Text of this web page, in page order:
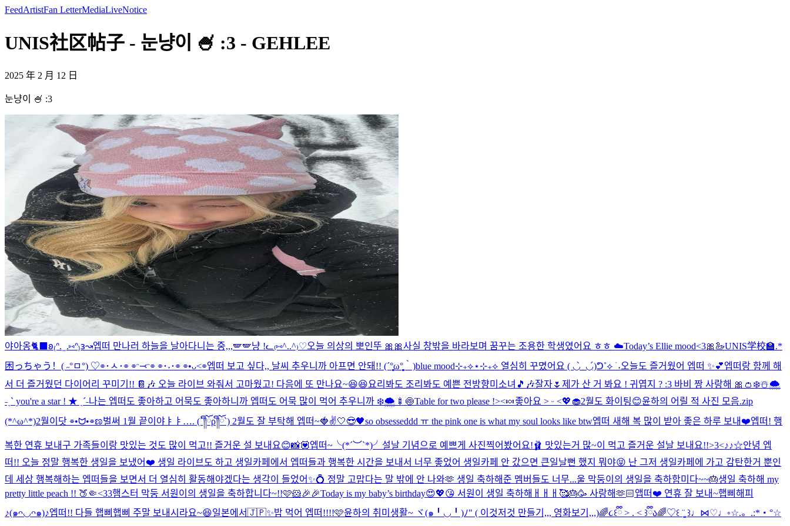
FeedArtistFan LetterMediaLiveNotice
UNIS社区帖子 - 눈냥이 🍧 :3 - GEHLEE
2025 年 2 月 12 日
눈냥이 🍧 :3
야아옹🐈‍⬛ 𐐪₍ᐢ. ̫ .⑅ᐢ₎𐑂↝엡떠 만나러 하늘을 날아다니는 중,,,🪽🪽냥 !ᓚ₍⑅^..^₎♡오늘 의상의 뽀인뚜 🎀🎀사실 창밖을 바라보며 꿈꾸는 조용한 학생였어요 ㅎㅎ ☁️Today’s Ellie mood<3🎀🦢UNIS学校🏫.*
困っちゃう！( ˶°ㅁ°) ♡⌯･ㅅ･⌯ ⌯ᵔ⤙ᵔ⌯ ⌯･˕･⌯ ⌯•ᴗ<⌯엡떠 보고 싶다,, 날씨 추우니까 아프면 안돼!! (´°̥̥̥̥̥̥̥̥ω°̥̥̥̥̥̥̥̥｀)blue mood⊹₊⟡⋆⊹₊⟡ 열심히 꾸몄어요 ( ◡̀_◡́)ᕤ˚⟡ ࣪ ˖오늘도 즐거웠어 엡떠 ✨💕엡떠랑 함께 해
서 더 즐거웠던 다이어리 꾸미기!! 📔🎶 오늘 라이브 와줘서 고마웠고! 다음에 또 만나요~😆😆요리봐도 조리봐도 예쁜 전방향미소녀🎵🎶잘자🌷 제가 산 거 봐요 ! 귀엽지 ? :3 바비 짱 사랑해 🎀👛 ❄️☃️🌨️
˗ˏˋ you're a star ! ★ ˎˊ˗나는 엡떠도 좋아하고 어묵도 좋아하니까 엡떠도 어묵 많이 먹어 추우니까 ❄️🌨️🍢🍥Table for two please !><🍬좋아요 ˃ ᵕ ˂💖🧁2월도 화이팅😊윤하의 어릴 적 사진 모음.zip
(*^ω^*)2월이닷 ⌯•ᗢ•⌯ಣ벌써 1월 끝이야ㅑㅑ…. (´༎ຶོρ༎ຶོ`) 2월도 잘 부탁해 엡떠~🍓✌️🤍😎🖤so obsesseddd ㅠ the pink one is what my soul looks like btw엡떠 새해 복 많이 받아 좋은 하루 보내❤️엡떠! 행
복한 연휴 보내구 가족들이랑 맛있는 것도 많이 먹고!! 즐거운 설 보내요😊📸💟엡떠~╰(*´︶`*)╯설날 기념으로 예쁘게 사진찍어봤어요!🩰 맛있는거 많~이 먹고 즐거운 설날 보내요!!>3<♪♪☆안녕 엡
떠!! 오늘 정말 행복한 생일을 보냈어❤️ 생일 라이브도 하고 생일카페에서 엡떠들과 행복한 시간을 보내서 너무 좋었어 생일카페 안 갔으면 큰일날뻔 했지 뭐야😝 난 그저 생일카페에 가고 감탄한거 뿐인
데 세상 행복해하는 엡떠들을 보면서 더 열심히 활동해야겠다는 생각이 들었어✨💍 정말 고맙다는 말 밖에 안 나와🫶 생일 축하해준 멤버들도 너무...울 막둥이의 생일을 축하함미다~~🎂생일 축하해 my
pretty little peach !! 🍑🤏<33햄스터 막둥 서원이의 생일을 축하합니다~!!🩷🐹🎉🎉Today is my baby’s birthday😍💖😘 서원이 생일 축하해ㅐㅐㅐ🥰🎂🥳 사랑해🫶🏻앱떠❤️ 연휴 잘 보내~햅삐해피
♪(๑ᴖ◡ᴖ๑)♪엡떠!! 다들 햅삐햅삐 주말 보내시라요~😆일본에서🇯🇵✨밥 먹어 엡떠!!!!🩷윤하의 취미생활~ ヾ(๑╹◡╹)ﾉ" ( 이것저것 만들기,,, 영화보기,,,)🌈૮꒰ྀི > . < ꒱ྀིა🌈♡꒰ ¨̮͚ ꒱♩⋈♡♩◦☆.。.:*・°☆